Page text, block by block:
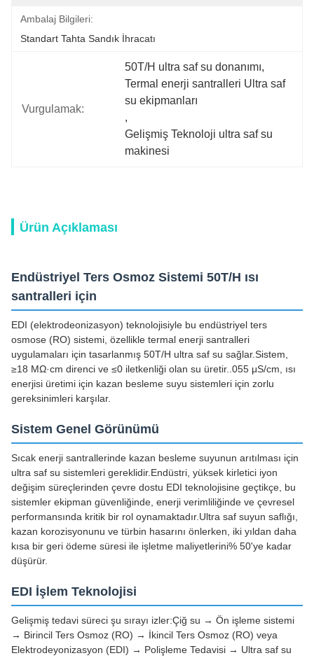
Ambalaj Bilgileri:
Standart Tahta Sandık İhracatı
Vurgulamak:
50T/H ultra saf su donanımı,
Termal enerji santralleri Ultra saf
su ekipmanları
,
Gelişmiş Teknoloji ultra saf su
makinesi
Ürün Açıklaması
Endüstriyel Ters Osmoz Sistemi 50T/H ısı
santralleri için
EDI (elektrodeonizasyon) teknolojisiyle bu endüstriyel ters
osmose (RO) sistemi, özellikle termal enerji santralleri
uygulamaları için tasarlanmış 50T/H ultra saf su sağlar.Sistem,
≥18 MΩ·cm direnci ve ≤0 iletkenliği olan su üretir..055 μS/cm, ısı
enerjisi üretimi için kazan besleme suyu sistemleri için zorlu
gereksinimleri karşılar.
Sistem Genel Görünümü
Sıcak enerji santrallerinde kazan besleme suyunun arıtılması için
ultra saf su sistemleri gereklidir.Endüstri, yüksek kirletici iyon
değişim süreçlerinden çevre dostu EDI teknolojisine geçtikçe, bu
sistemler ekipman güvenliğinde, enerji verimliliğinde ve çevresel
performansında kritik bir rol oynamaktadır.Ultra saf suyun saflığı,
kazan korozisyonunu ve türbin hasarını önlerken, iki yıldan daha
kısa bir geri ödeme süresi ile işletme maliyetlerini% 50'ye kadar
düşürür.
EDI İşlem Teknolojisi
Gelişmiş tedavi süreci şu sırayı izler:Çiğ su → Ön işleme sistemi
→ Birincil Ters Osmoz (RO) → İkincil Ters Osmoz (RO) veya
Elektrodeyonizasyon (EDI) → Polişleme Tedavisi → Ultra saf su